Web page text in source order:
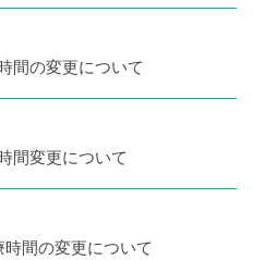
間の変更について
間変更について
間の変更について